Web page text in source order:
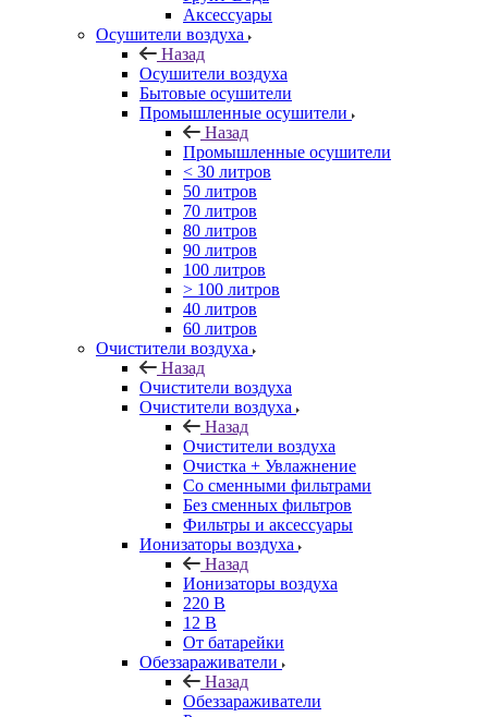
Аксессуары
Осушители воздуха
Назад
Осушители воздуха
Бытовые осушители
Промышленные осушители
Назад
Промышленные осушители
< 30 литров
50 литров
70 литров
80 литров
90 литров
100 литров
> 100 литров
40 литров
60 литров
Очистители воздуха
Назад
Очистители воздуха
Очистители воздуха
Назад
Очистители воздуха
Очистка + Увлажнение
Cо сменными фильтрами
Без сменных фильтров
Фильтры и аксессуары
Ионизаторы воздуха
Назад
Ионизаторы воздуха
220 В
12 В
От батарейки
Обеззараживатели
Назад
Обеззараживатели